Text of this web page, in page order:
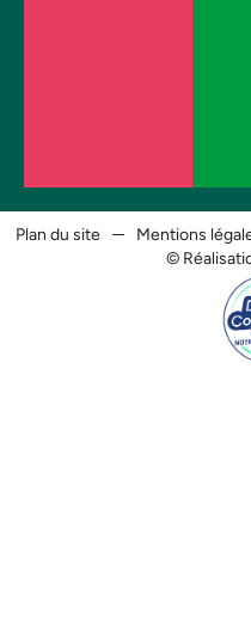
Plan du site Mentions
©